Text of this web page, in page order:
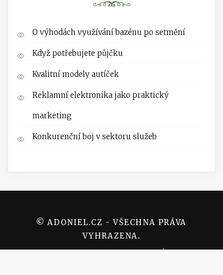
O výhodách využívání bazénu po setmění
Když potřebujete půjčku
Kvalitní modely autíček
Reklamní elektronika jako praktický
marketing
Konkurenční boj v sektoru služeb
© ADONIEL.CZ - VŠECHNA PRÁVA
VYHRAZENA.
PROUDLY POWERED BY WORDPRESS|THEME: